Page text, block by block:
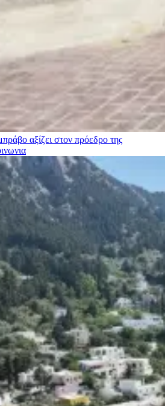
αξίζει στον πρόεδρο της